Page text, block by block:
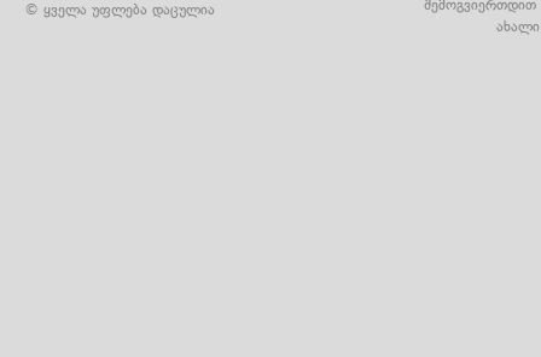
© ყველა უფლება დაცულია
შემოგვიერთდით
ახალი